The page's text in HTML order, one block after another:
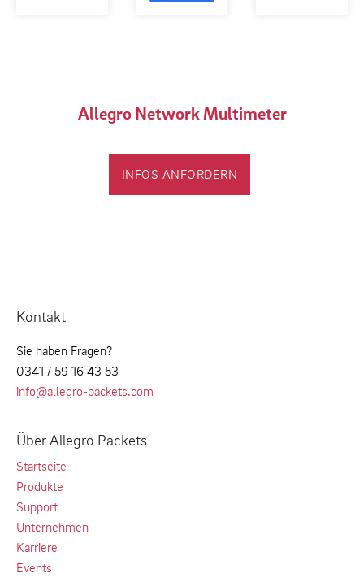
Allegro Network Multimeter
INFOS ANFORDERN
Kontakt
Sie haben Fragen?
0341 / 59 16 43 53
info@allegro-packets.com
Über Allegro Packets
Startseite
Produkte
Support
Unternehmen
Karriere
Events